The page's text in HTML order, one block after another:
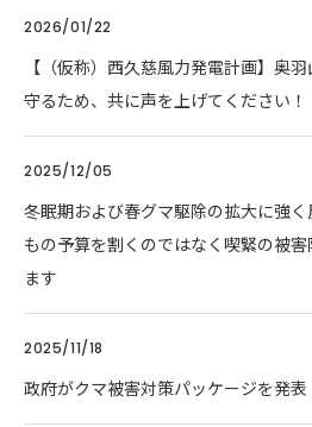
2026/01/22
【（仮称）西久慈風力発電計画】奥
守るため、共に声を上げてください！
2025/12/05
冬眠期および春グマ駆除の拡大に強
もの予算を割くのではなく喫緊の被
ます
2025/11/18
政府がクマ被害対策パッケージを発表